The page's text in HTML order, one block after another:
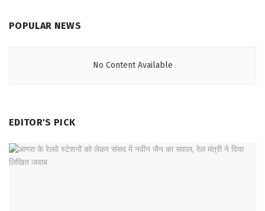
POPULAR NEWS
No Content Available
EDITOR'S PICK